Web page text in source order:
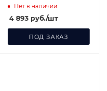
паста с воском карнауба
Нет в наличии
4 893 руб./шт
ПОД ЗАКАЗ